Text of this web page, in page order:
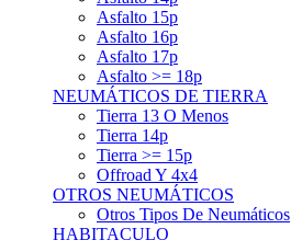
Asfalto 15p
Asfalto 16p
Asfalto 17p
Asfalto >= 18p
NEUMÁTICOS DE TIERRA
Tierra 13 O Menos
Tierra 14p
Tierra >= 15p
Offroad Y 4x4
OTROS NEUMÁTICOS
Otros Tipos De Neumáticos
HABITACULO